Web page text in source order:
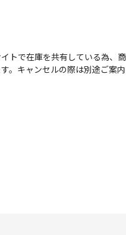
トで在庫を共有している為、
。キャンセルの際は別途ご案